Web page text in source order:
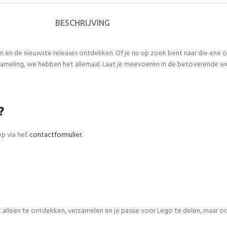
BESCHRIJVING
de nieuwste releases ontdekken. Of je nu op zoek bent naar die
we hebben het allemaal. Laat je meevoeren in de betoverende
via hetcontactformulier.
te ontdekken, verzamelen en je passie voor Lego te delen, maar